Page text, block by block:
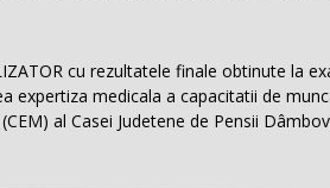
cu rezultatele finale obtinute la
expertiza medicala a capacitatii de
al Casei Judetene de Pensii